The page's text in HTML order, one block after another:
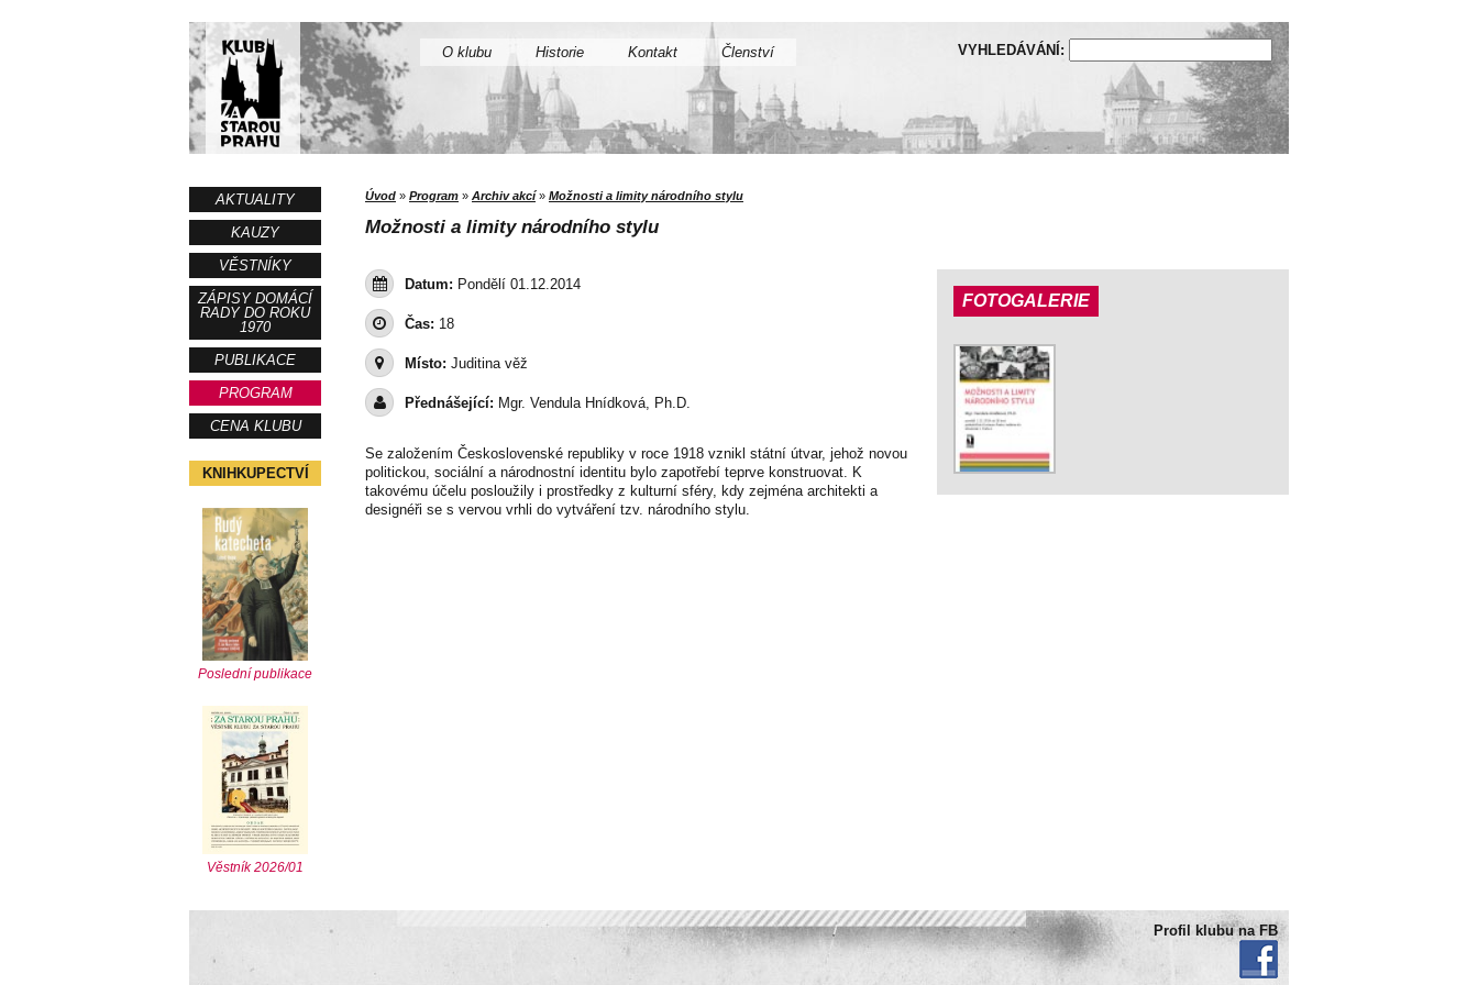
O klubu Historie Kontakt Členství VYHLEDÁVÁNÍ:
AKTUALITY
KAUZY
VĚSTNÍKY
ZÁPISY DOMÁCÍ
RADY DO ROKU
1970
PUBLIKACE
PROGRAM
CENA KLUBU
KNIHKUPECTVÍ
Poslední publikace
Věstník 2026/01
Úvod » Program » Archiv akcí» Možnosti a limity národního stylu
Možnosti a limity národního stylu
Datum: Pondělí 01.12.2014
Čas: 18
Místo: Juditina věž
Přednášející: Mgr. Vendula Hnídková, Ph.D.
Se založením Československé republiky v roce 1918 vznikl státní útvar, jehož novou
politickou, sociální a národnostní identitu bylo zapotřebí teprve konstruovat. K
takovému účelu posloužily i prostředky z kulturní sféry, kdy zejména architekti a
designéři se s vervou vrhli do vytváření tzv. národního stylu.
FOTOGALERIE
Profil klubu na FB